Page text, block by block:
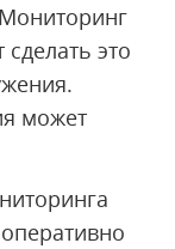
это
может